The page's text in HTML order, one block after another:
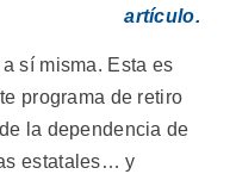
artículo.
sí misma. Esta es
programa de retiro
la dependencia de
estatales… y